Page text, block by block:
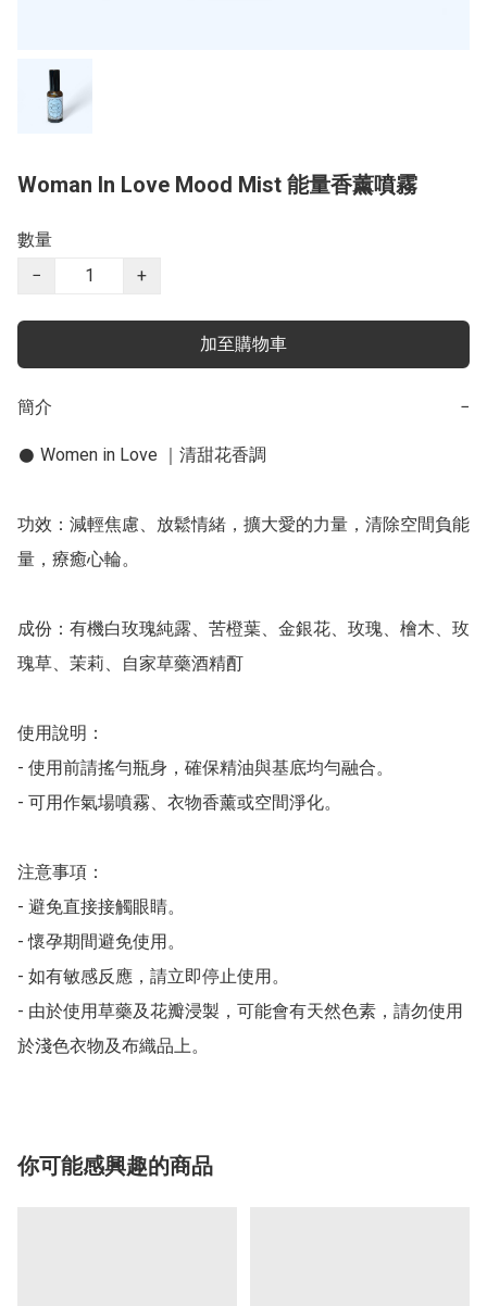
Woman In Love Mood Mist 能量香薰噴霧
數量
−
+
加至購物車
簡介 −
𒊹︎ Women in Love ｜清甜花香調
功效：減輕焦慮、放鬆情緒，擴大愛的力量，清除空間負能
量，療癒心輪。
成份：有機白玫瑰純露、苦橙葉、金銀花、玫瑰、檜木、玫
瑰草、茉莉、自家草藥酒精酊
使用說明：
- 使用前請搖勻瓶身，確保精油與基底均勻融合。
- 可用作氣場噴霧、衣物香薰或空間淨化。
注意事項：
- 避免直接接觸眼睛。
- 懷孕期間避免使用。
- 如有敏感反應，請立即停止使用。
- 由於使用草藥及花瓣浸製，可能會有天然色素，請勿使用
於淺色衣物及布織品上。
你可能感興趣的商品